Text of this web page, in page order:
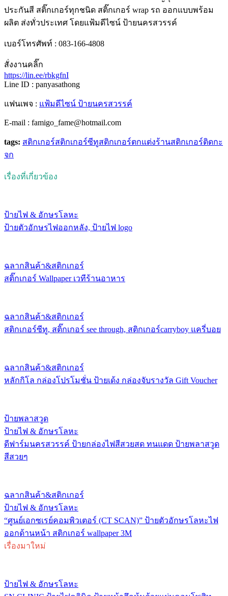
ประกันสี สติ๊กเกอร์ทุกชนิด สติ๊กเกอร์ wrap รถ ออกแบบพร้อม
ผลิต ส่งทั่วประเทศ โดยแฟ้มดีไซน์ ป้ายนครสวรรค์
เบอร์โทรศัพท์ : 083-166-4808
สั่งงานคลิ๊ก
https://lin.ee/rbkgfnI
Line ID : panyasathong
แฟนเพจ : แฟ้มดีไซน์ ป้ายนครสวรรค์
E-mail : famigo_fame@hotmail.com
tags: สติกเกอร์สติกเกอร์ซีทูสติกเกอร์ตกแต่งร้านสติกเกอร์ติดกะ
จก
เรื่องที่เกี่ยวข้อง
ป้ายไฟ & อักษรโลหะ
ป้ายตัวอักษรไฟออกหลัง, ป้ายไฟ logo
ฉลากสินค้า&สติกเกอร์
สติ๊กเกอร์ Wallpaper เวทีร้านอาหาร
ฉลากสินค้า&สติกเกอร์
สติกเกอร์ซีทู, สติ๊กเกอร์ see through, สติกเกอร์carryboy แครี่บอย
ฉลากสินค้า&สติกเกอร์
หลักกิโล กล่องโปรโมชั่น ป้ายเด้ง กล่องจับรางวัล Gift Voucher
ป้ายพลาสวูด
ป้ายไฟ & อักษรโลหะ
ดีฟาร์มนครสวรรค์ ป้ายกล่องไฟสีสวยสด ทนแดด ป้ายพลาสวูด
สีสวยๆ
ฉลากสินค้า&สติกเกอร์
ป้ายไฟ & อักษรโลหะ
“ศูนย์เอกซเรย์คอมพิวเตอร์ (CT SCAN)” ป้ายตัวอักษรโลหะไฟ
ออกด้านหน้า สติกเกอร์ wallpaper 3M
เรื่องมาใหม่
ป้ายไฟ & อักษรโลหะ